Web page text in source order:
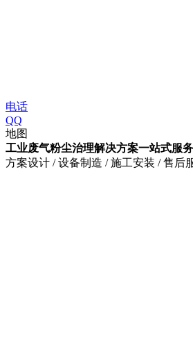
电话
QQ
地图
工业废气粉尘治理解决方案一站式服
方案设计 / 设备制造 / 施工安装 / 售后